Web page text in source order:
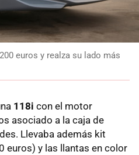
euros y realza su lado más
118i con el motor
asociado a la caja de
Llevaba además kit
euros) y las llantas en color